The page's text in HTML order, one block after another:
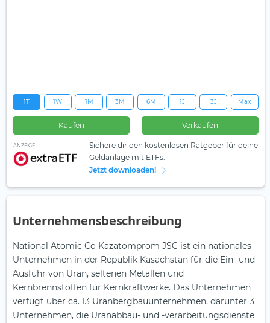
1T 1W 1M 3M 6M 1J 3J Max
Kaufen Verkaufen
ANZEIGE
Sichere dir den kostenlosen Ratgeber für deine
Geldanlage mit ETFs.
Jetzt downloaden!
Unternehmensbeschreibung
National Atomic Co Kazatomprom JSC ist ein nationales
Unternehmen in der Republik Kasachstan für die Ein- und
Ausfuhr von Uran, seltenen Metallen und
Kernbrennstoffen für Kernkraftwerke. Das Unternehmen
verfügt über ca. 13 Uranbergbauunternehmen, darunter 3
Unternehmen, die Uranabbau- und -verarbeitungsdienste